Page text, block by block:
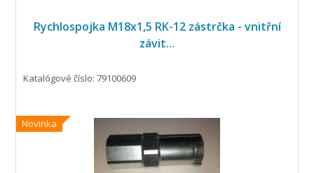
Rychlospojka M18x1,5 RK-12 zástrčka - vnitřní
závit...
Novinka
Katalógové číslo: 79100609